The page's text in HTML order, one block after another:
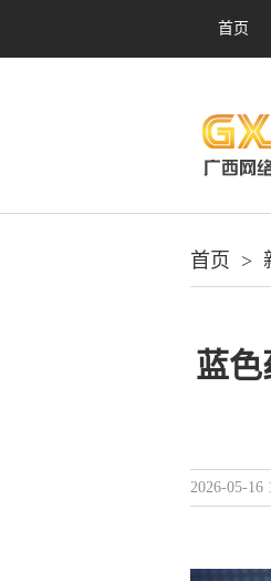
首页
首页 >
蓝
2026-05-16